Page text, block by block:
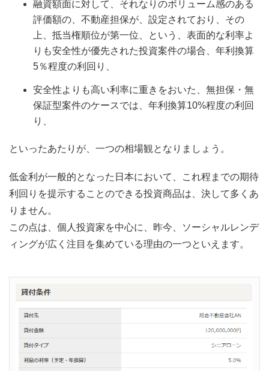
融資額面に対して、それなりのボリューム感のある
評価額の、不動産担保が、設定されており、その
上、抵当権順位が第一位、という、表面的な利率よ
りも安全性が優先された投資案件の場合、年利換算
5％程度の利回り、
安全性よりも高い利率に重きをおいた、無担保・無
保証型案件のケースでは、年利換算10%程度の利回
り、
といったあたりが、一つの相場観となりましょう。
低金利が一般的となった日本において、これ程までの期待
利回りを提示することのできる投資商品は、決して多くあ
りません。
この点は、個人投資家を中心に、昨今、ソーシャルレンデ
ィングが広く注目を集めている理由の一つといえます。